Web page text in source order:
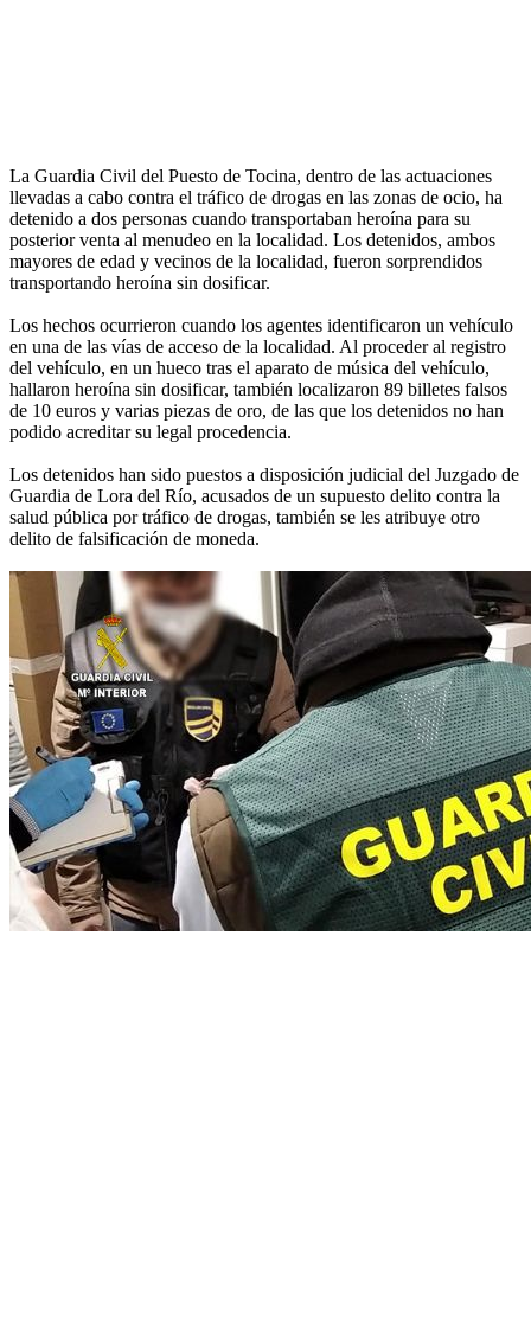
La Guardia Civil del Puesto de Tocina, dentro de las actuaciones
llevadas a cabo contra el tráfico de drogas en las zonas de ocio, ha
detenido a dos personas cuando transportaban heroína para su
posterior venta al menudeo en la localidad. Los detenidos, ambos
mayores de edad y vecinos de la localidad, fueron sorprendidos
transportando heroína sin dosificar.
Los hechos ocurrieron cuando los agentes identificaron un vehículo
en una de las vías de acceso de la localidad. Al proceder al registro
del vehículo, en un hueco tras el aparato de música del vehículo,
hallaron heroína sin dosificar, también localizaron 89 billetes falsos
de 10 euros y varias piezas de oro, de las que los detenidos no han
podido acreditar su legal procedencia.
Los detenidos han sido puestos a disposición judicial del Juzgado de
Guardia de Lora del Río, acusados de un supuesto delito contra la
salud pública por tráfico de drogas, también se les atribuye otro
delito de falsificación de moneda.